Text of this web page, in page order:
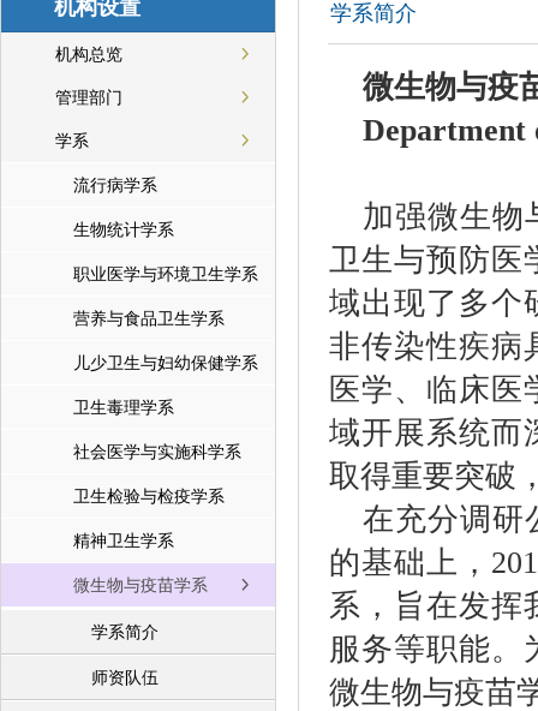
机构设置
机构总览
管理部门
学系
流行病学系
生物统计学系
职业医学与环境卫生学系
营养与食品卫生学系
儿少卫生与妇幼保健学系
卫生毒理学系
社会医学与实施科学系
卫生检验与检疫学系
精神卫生学系
微生物与疫苗学系
学系简介
师资队伍
学系简介
微生物与疫
Department
加强微生物
卫生与预防医
域出现了多个
非传染性疾病
医学、临床
域开展系统而
取得重要突破
在充分调研
的基础上，
系，旨在发挥
服务等职能。
微生物与疫苗